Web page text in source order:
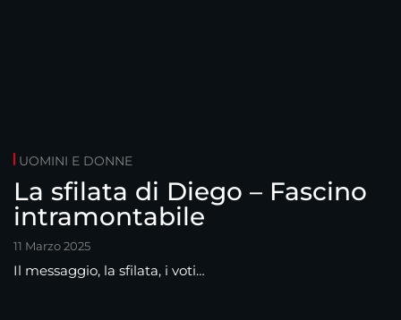
UOMINI E DONNE
La sfilata di Diego – Fascino
intramontabile
11 Marzo 2025
Il messaggio, la sfilata, i voti…